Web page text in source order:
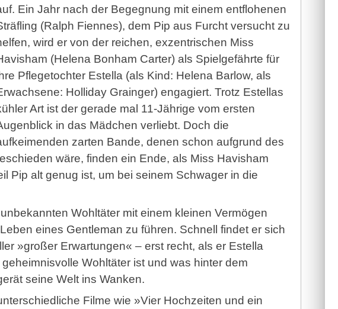
Ein Jahr nach der Begegnung mit einem entflohenen
(Ralph Fiennes), dem Pip aus Furcht versucht zu
wird er von der reichen, exzentrischen Miss
(Helena Bonham Carter) als Spielgefährte für
Pflegetochter Estella (als Kind: Helena Barlow, als
Holliday Grainger) engagiert. Trotz Estellas
Art ist der gerade mal 11-Jährige vom ersten
in das Mädchen verliebt. Doch die
zarten Bande, denen schon aufgrund des
wäre, finden ein Ende, als Miss Havisham
Pip alt genug ist, um bei seinem Schwager in die
Wohltäter mit einem kleinen Vermögen
eines Gentleman zu führen. Schnell findet er sich
»großer Erwartungen« – erst recht, als er Estella
Wohltäter ist und was hinter dem
seine Welt ins Wanken.
Filme wie »Vier Hochzeiten und ein